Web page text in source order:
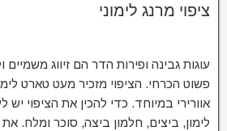
ציפוי מרנג לימוני
עוגות גבינה ופירות הדר הם זיווג משמיים
פשוט הכרחי. הציפוי מזכיר מעט טארט
אוורירי במיוחד. כדי להכין את הציפוי
לימון, ביצים, חלמון ביצה, סוכר ומלח.